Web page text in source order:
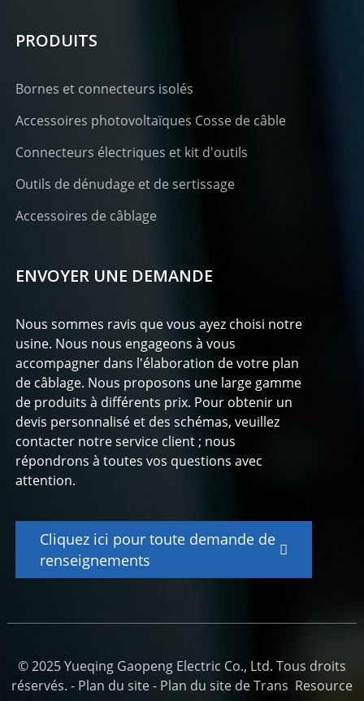
PRODUITS
Bornes et connecteurs isolés
Accessoires photovoltaïques Cosse de câble
Connecteurs électriques et kit d'outils
Outils de dénudage et de sertissage
Accessoires de câblage
ENVOYER UNE DEMANDE
Nous sommes ravis que vous ayez choisi notre
usine. Nous nous engageons à vous
accompagner dans l'élaboration de votre plan
de câblage. Nous proposons une large gamme
de produits à différents prix. Pour obtenir un
devis personnalisé et des schémas, veuillez
contacter notre service client ; nous
répondrons à toutes vos questions avec
attention.
Cliquez ici pour toute demande de
renseignements
© 2025 Yueqing Gaopeng Electric Co., Ltd. Tous droits
réservés. - Plan du site- Plan du site de Trans Resource